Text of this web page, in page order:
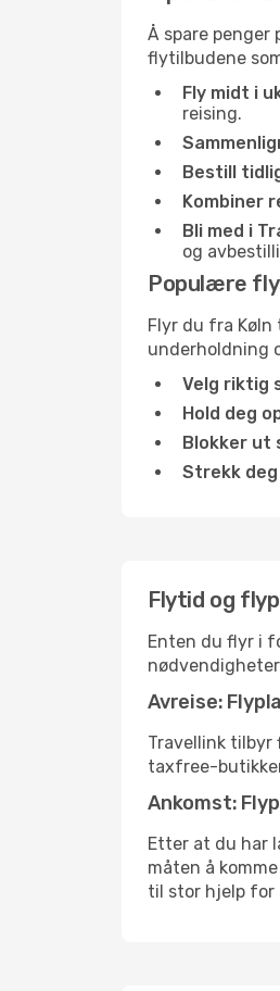
Å spare penger
flytilbudene
Fly midt i
reising.
Bestill
Kombiner
Bli med i
og
Populære
Flyr du fra
underholdning
Velg riktig
Hold deg
Blokker ut
Strekk
Flytid og
Enten du flyr i
Avreise:
Travellink tilbyr
taxfree-
Ankomst:
Etter at du har
måten å
til stor hjelp for